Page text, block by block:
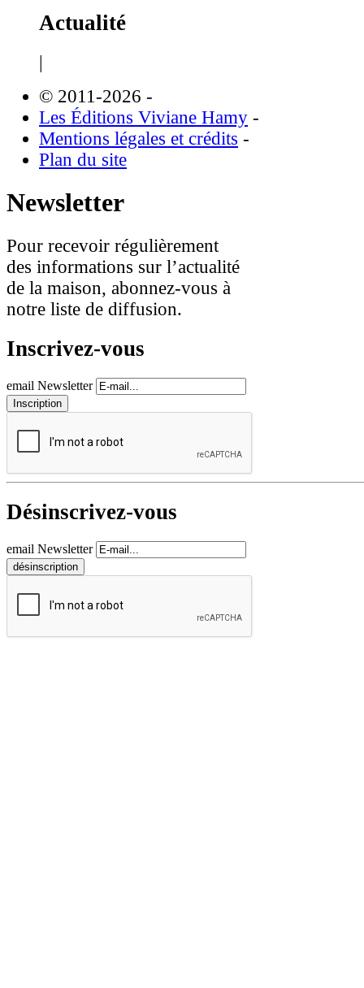
Actualité
|
© 2011-2026 -
Les Éditions Viviane Hamy -
Mentions légales et crédits -
Plan du site
Newsletter
Pour recevoir régulièrement
des informations sur l’actualité
de la maison, abonnez-vous à
notre liste de diffusion.
Inscrivez-vous
email Newsletter
Désinscrivez-vous
email Newsletter